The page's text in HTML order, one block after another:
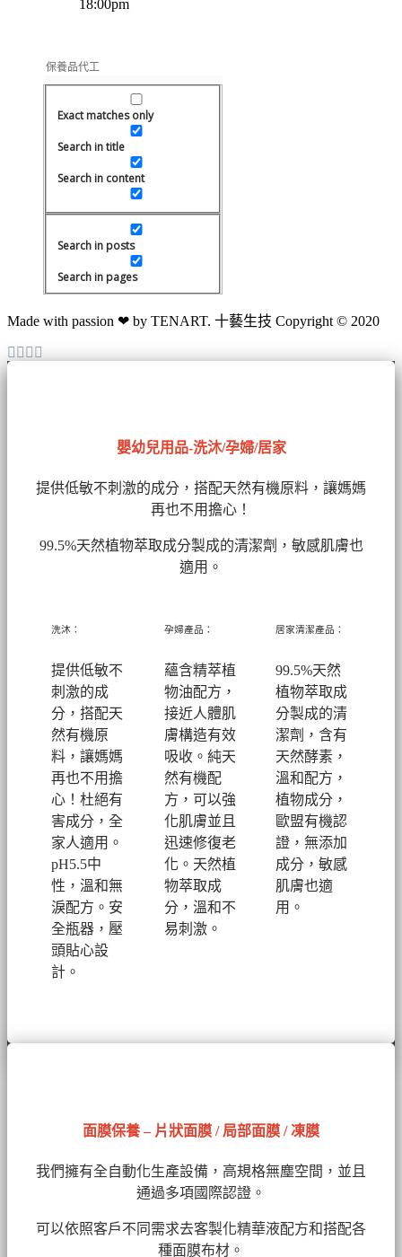
18:00pm
Exact matches only
Search in title
Search in content
Search in posts
Search in pages
Made with passion ❤ by TENART. 十藝生技 Copyright © 2020
嬰幼兒用品-洗沐/孕婦/居家
提供低敏不刺激的成分，搭配天然有機原料，讓媽媽
再也不用擔心！
99.5%天然植物萃取成分製成的清潔劑 ，敏感肌膚也
適用。
洗沐：
提供低敏不
刺激的成
分，搭配天
然有機原
料，讓媽媽
再也不用擔
心！ 杜絕有
害成分，全
家人適用。
pH5.5中
性，溫和無
淚配方。安
全瓶器，壓
頭貼心設
計。
孕婦產品：
蘊含精萃植
物油配方，
接近人體肌
膚構造有效
吸收。純天
然有機配
方，可以強
化肌膚並且
迅速修復老
化。 天然植
物萃取成
分，溫和不
易刺激。
居家清潔產品：
99.5%天然
植物萃取成
分製成的清
潔劑， 含有
天然酵素，
溫和配方，
植物成分，
歐盟有機認
證，無添加
成分，敏感
肌膚也適
用。
面膜保養 – 片狀面膜 / 局部面膜 / 凍膜
我們擁有全自動化生產設備，高規格無塵空間，並且
通過多項國際認證。
可以依照客戶不同需求去客製化精華液配方和搭配各
種面膜布材。